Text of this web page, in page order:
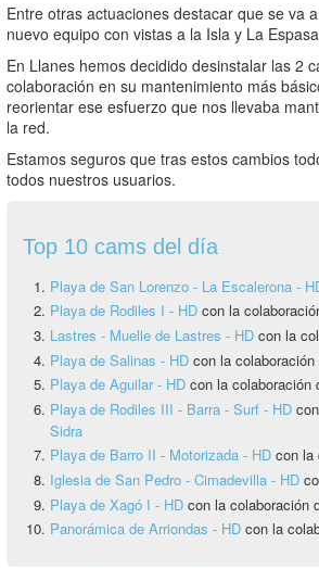
Entre otras actuaciones destacar que se va
nuevo equipo con vistas a la Isla y La
En Llanes hemos decidido desinstalar las 2
colaboración en su mantenimiento más
reorientar ese esfuerzo que nos llevaba
la red.
Estamos seguros que tras estos cambios
todos nuestros usuarios.
Top 10 cams del día
Playa de San Lorenzo - La Escalerona -
Playa de Rodiles I - HD con la
Lastres - Muelle de Lastres - HD con la
Playa de Salinas - HD con la colaboración
Playa de Aguilar - HD con la colaboración
Playa de Rodiles III - Barra - Surf - HD
Sidra
Playa de Barro II - Motorizada - HD con la
Iglesia de San Pedro - Cimadevilla - HD
Playa de Xagó I - HD con la colaboración
Panorámica de Arriondas - HD con la